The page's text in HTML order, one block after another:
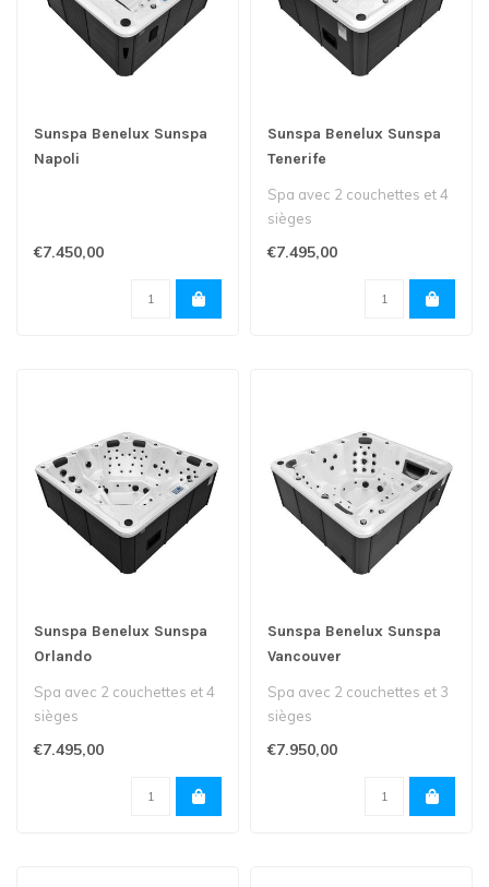
Sunspa Benelux Sunspa
Napoli
€7.450,00
Sunspa Benelux Sunspa
Tenerife
Spa avec 2 couchettes et 4
sièges
€7.495,00
Sunspa Benelux Sunspa
Orlando
Spa avec 2 couchettes et 4
sièges
€7.495,00
Sunspa Benelux Sunspa
Vancouver
Spa avec 2 couchettes et 3
sièges
€7.950,00